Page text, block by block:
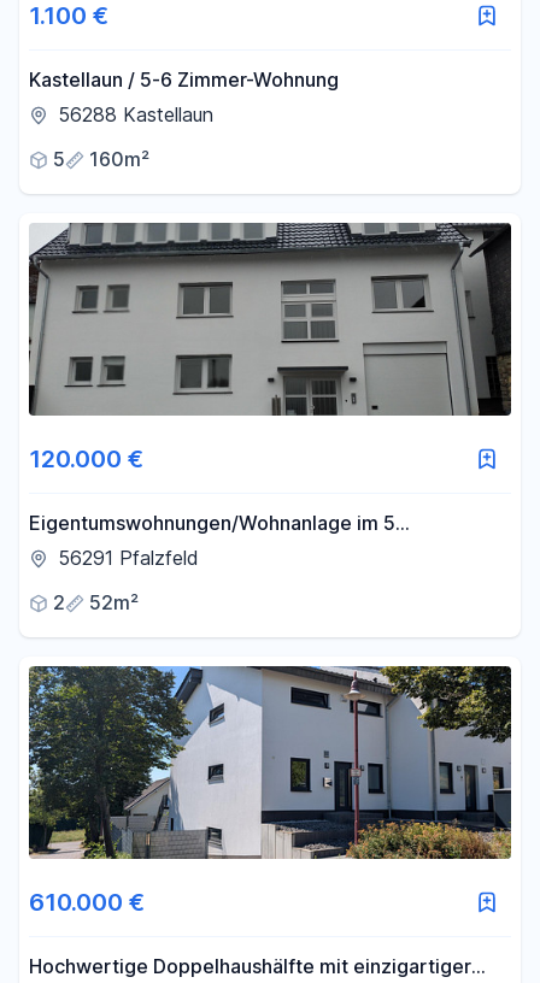
1.100 €
Kastellaun / 5-6 Zimmer-Wohnung
56288 Kastellaun
5
160m²
120.000 €
Eigentumswohnungen/Wohnanlage im 5
Familienhaus 52qm-106qm gehobene Ausstattung
56291 Pfalzfeld
2
52m²
610.000 €
Hochwertige Doppelhaushälfte mit einzigartiger